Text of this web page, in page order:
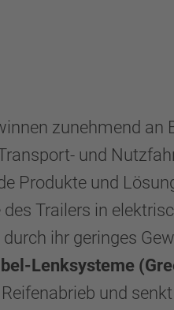
zunehmend an
und
Produkte und
Trailers in
durch ihr geringes
Lenksysteme
und